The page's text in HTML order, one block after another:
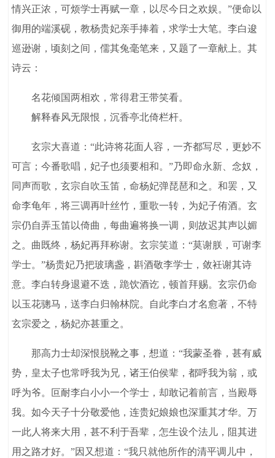
情兴正浓，可烦学士再赋一章，以尽今日之欢娱。”便命以
御用的端溪砚，教杨贵妃亲手捧着，求学士大笔。李白逡
巡逊谢，顷刻之间，儒其兔毫笔来，又题了一章献上。其
诗云：
名花倾国两相欢，常得君王带笑看。
解释春风无限恨，沉香亭北倚栏杆。
玄宗大喜道：“此诗将花面人容，一齐都写尽，更妙不
可言；今番歌唱，妃子也须要相和。”乃即命永新、念奴，
同声而歌，玄宗自吹玉笛，命杨妃弹琵琶和之。和罢，又
命李龟年，将三调再叶丝竹，重歌一转，为妃子侑酒。玄
宗仍自弄玉笛以倚曲，每曲遍将换一调，则故迟其声以媚
之。曲既终，杨妃再拜称谢。玄宗笑道：“莫谢朕，可谢李
学士。”杨贵妃乃把玻璃盏，斟酒敬李学士，敛衽谢其诗
意。李白转身退避不迭，跪饮酒讫，顿首拜赐。玄宗仍命
以玉花骢马，送李白归翰林院。自此李白才名愈著，不特
玄宗爱之，杨妃亦甚重之。
那高力士却深恨脱靴之事，想道：“我蒙圣眷，甚有威
势，皇太子也常呼我为兄，诸王伯侯辈，都呼我为翁，或
呼为爷。叵耐李白小小一个学士，却敢记着前言，当殿辱
我。如今天子十分敬爱他，连贵妃娘娘也深重其才华。万
一此人将来大用，甚不利于吾辈，怎生设个法儿，阻其进
用之路才好。”因又想道：“我只就他所作的清平调儿中，